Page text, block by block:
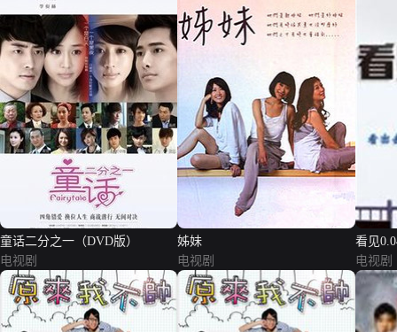
童话二分之一（DVD版）
电视剧
姊妹
电视剧
看见
电视剧